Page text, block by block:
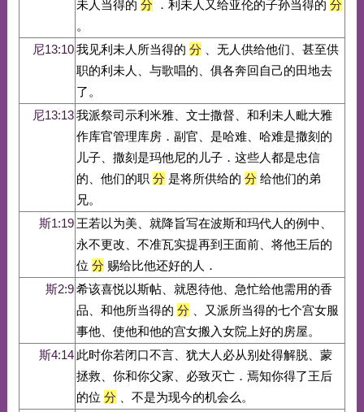
未人当得的 分．利未人又给亚伦的子孙当得的 分
。
尼13:10我见利未人所当得的 分、无人供给他们、甚至供
职的利未人、与歌唱的、俱各奔回自己的田地去
了。
尼13:13我派祭司示利米雅、文士撒督、和利未人毗大雅
作库官管理库房．副官、是哈难、哈难是撒刻的
儿子、撒刻是玛他尼的儿子．这些人都是忠信
的、他们的职 分是将所供给的 分给他们的弟
兄。
斯1:19 王若以为美、就降旨写在波斯和玛代人的例中、
永不更改、不准瓦实提再到王面前、将他王后的
位 分赐给比他还好的人．
斯2:9希该喜悦以斯帖、就恩待他、急忙给他需用的香
品、和他所当得的 分、又派所当得的七个宫女服
事他、使他和他的宫女搬入女院上好的房屋。
斯4:14 此时你若闭口不言、犹大人必从别处得解脱、蒙
拯救、你和你父家、必致灭亡．焉知你得了王后
的位 分、不是为现今的机会么。